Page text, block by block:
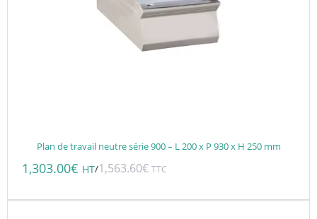
Plan de travail neutre série 900 – L 200 x P 930 x H 250 mm
1,303.00€ HT/1,563.60€ TTC